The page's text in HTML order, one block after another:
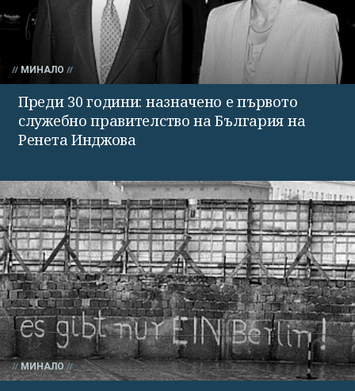
МИНАЛО
Преди 30 години: назначено е първото
служебно правителство на България на
Ренета Инджова
МИНАЛО